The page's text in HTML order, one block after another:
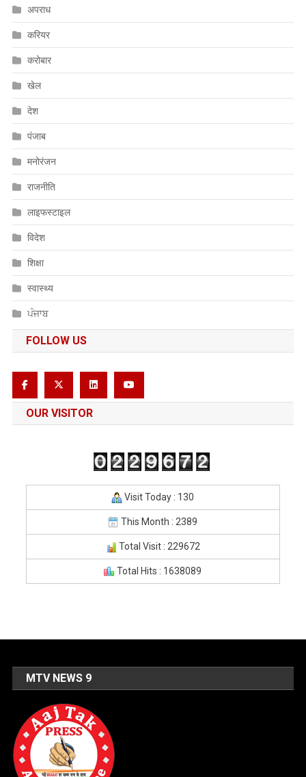
अपराध
करियर
करोबार
खेल
देश
पंजाब
मनोरंजन
राजनीति
लाइफस्टाइल
विदेश
शिक्षा
स्वास्थ्य
ਪੰਜਾਬ
FOLLOW US
OUR VISITOR
Visit Today : 130
This Month : 2389
Total Visit : 229672
Total Hits : 1638089
MTV NEWS 9